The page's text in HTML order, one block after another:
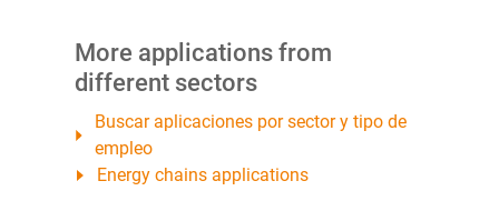
More applications from
different sectors
Buscar aplicaciones por sector y tipo de
empleo
Energy chains applications